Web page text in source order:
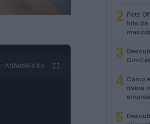
AdhubMedia
2 Pets
hito
3
4 Cómo
datos
5